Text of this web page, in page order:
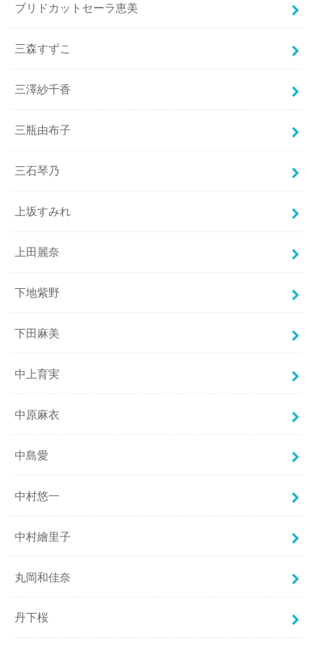
ブリドカットセーラ恵美
三森すずこ
三澤紗千香
三瓶由布子
三石琴乃
上坂すみれ
上田麗奈
下地紫野
下田麻美
中上育実
中原麻衣
中島愛
中村悠一
中村繪里子
丸岡和佳奈
丹下桜